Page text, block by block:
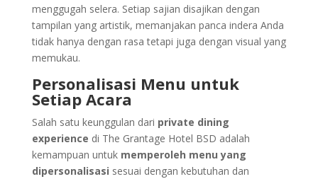
menggugah selera. Setiap sajian disajikan dengan
tampilan yang artistik, memanjakan panca indera Anda
tidak hanya dengan rasa tetapi juga dengan visual yang
memukau.
Personalisasi Menu untuk
Setiap Acara
Salah satu keunggulan dari private dining
experience di The Grantage Hotel BSD adalah
kemampuan untuk memperoleh menu yang
dipersonalisasi sesuai dengan kebutuhan dan